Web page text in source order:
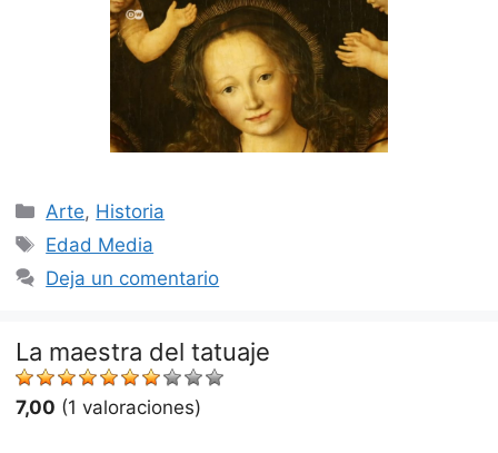
Categorías
Arte, Historia
Etiquetas
Edad Media
Deja un comentario
La maestra del tatuaje
7,00 (1 valoraciones)